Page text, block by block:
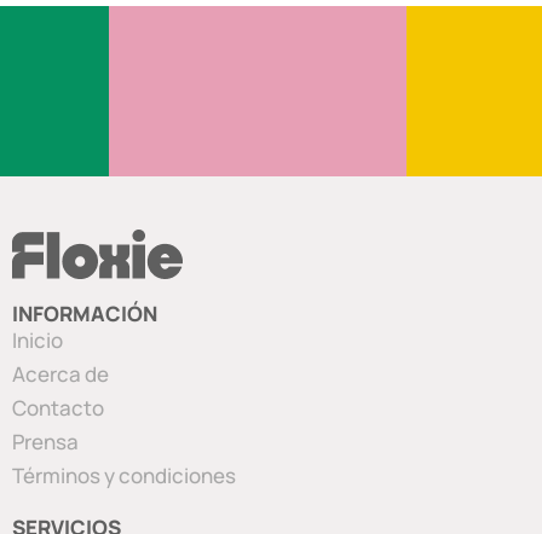
INFORMACIÓN
Inicio
Acerca de
Contacto
Prensa
Términos y condiciones
SERVICIOS